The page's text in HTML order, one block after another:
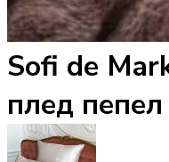
Sofi de
плед